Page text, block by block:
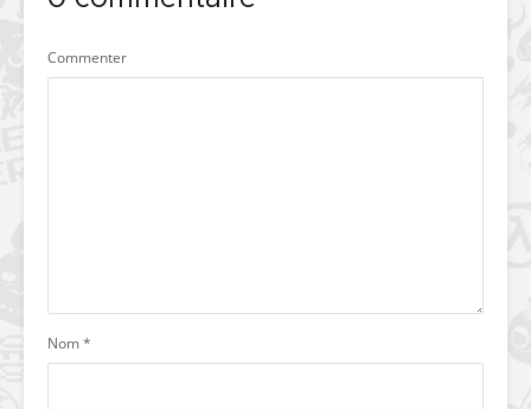
Commenter
Nom*